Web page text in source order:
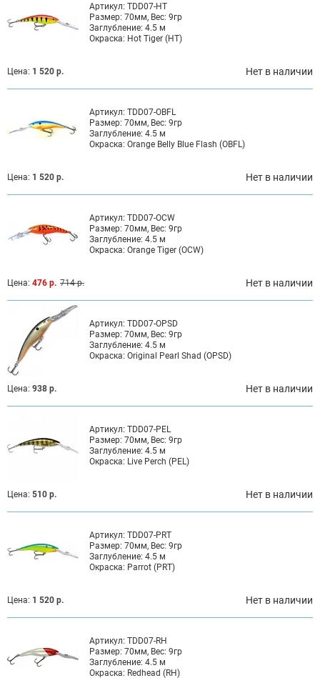
Артикул: TDD07-HT
Размер: 70мм, Вес: 9гр
Заглубление: 4.5 м
Окраска: Hot Tiger (HT)
Цена: 1 520 р. Нет в наличии
Артикул: TDD07-OBFL
Размер: 70мм, Вес: 9гр
Заглубление: 4.5 м
Окраска: Orange Belly Blue Flash (OBFL)
Цена: 1 520 р. Нет в наличии
Артикул: TDD07-OCW
Размер: 70мм, Вес: 9гр
Заглубление: 4.5 м
Окраска: Orange Tiger (OCW)
Цена: 476 р. 714 р. Нет в наличии
Артикул: TDD07-OPSD
Размер: 70мм, Вес: 9гр
Заглубление: 4.5 м
Окраска: Original Pearl Shad (OPSD)
Цена: 938 р. Нет в наличии
Артикул: TDD07-PEL
Размер: 70мм, Вес: 9гр
Заглубление: 4.5 м
Окраска: Live Perch (PEL)
Цена: 510 р. Нет в наличии
Артикул: TDD07-PRT
Размер: 70мм, Вес: 9гр
Заглубление: 4.5 м
Окраска: Parrot (PRT)
Цена: 1 520 р. Нет в наличии
Артикул: TDD07-RH
Размер: 70мм, Вес: 9гр
Заглубление: 4.5 м
Окраска: Redhead (RH)